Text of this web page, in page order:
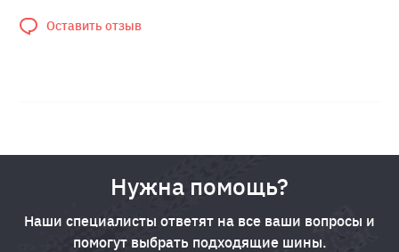
Оставить отзыв
Нужна помощь?
Наши специалисты ответят на все ваши вопросы и
помогут выбрать подходящие шины.